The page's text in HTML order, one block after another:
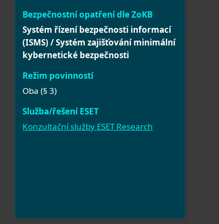
Systém řízení bezpečnosti informací
(ISMS) / Systém zajišťování minimální
kybernetické bezpečnosti
Oba (§ 3)
Konzultační služby ESET Research